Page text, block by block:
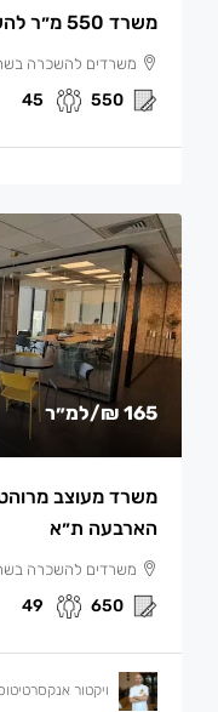
משרד 550 מ״ר להשכרה במגדל היובל שרונה ת״א
משרדים להשכרה
550
45
165 ₪ /למ״ר
משרד מעוצב
הארבעה ת״א
משרדים להשכרה
650
49
ויקטור